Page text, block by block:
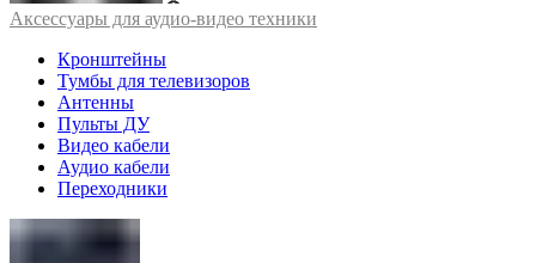
Аксессуары для аудио-видео техники
Кронштейны
Тумбы для телевизоров
Антенны
Пульты ДУ
Видео кабели
Аудио кабели
Переходники